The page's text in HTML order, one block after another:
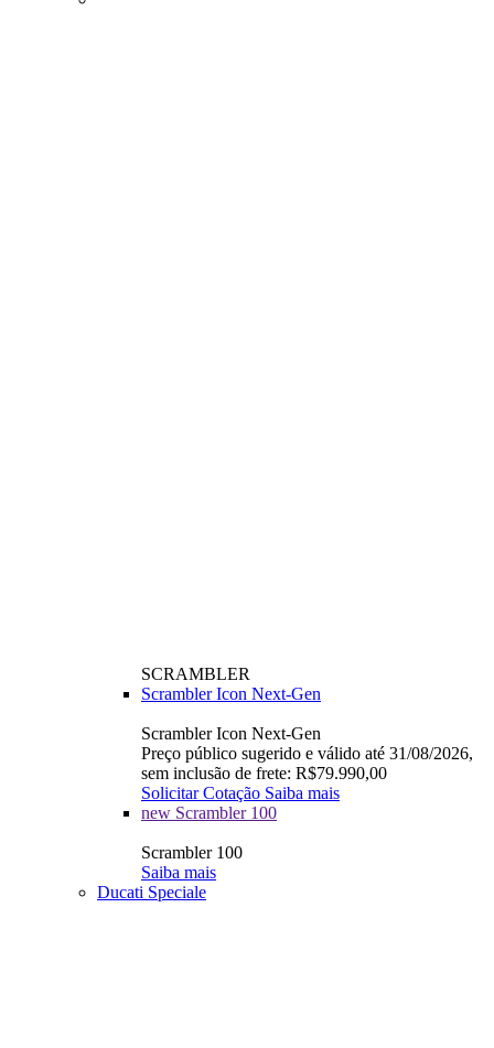
SCRAMBLER
Scrambler Icon Next-Gen
Scrambler Icon Next-Gen
Preço público sugerido e válido até 31/08/2026,
sem inclusão de frete: R$79.990,00
Solicitar Cotação Saiba mais
new Scrambler 100
Scrambler 100
Saiba mais
Ducati Speciale